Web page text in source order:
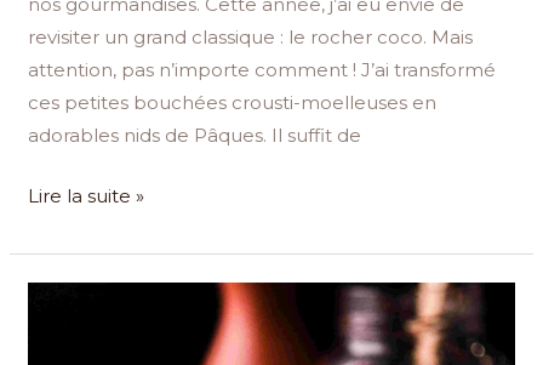
revisiter un grand classique : le rocher coco. Mais
attention, pas n’importe comment ! J’ai transformé
ces petites bouchées crousti-moelleuses en
adorables nids de Pâques. Il suffit de
Lire la suite »